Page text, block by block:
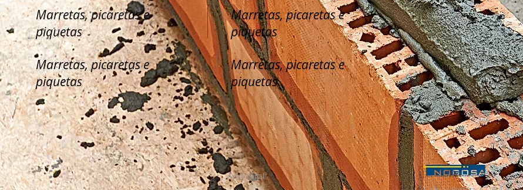
Marretas, picaretas e
piquetas
Marretas, picaretas e
piquetas
Marretas, picaretas e
piquetas
Marretas, picaretas e
piquetas
Aviso Legal